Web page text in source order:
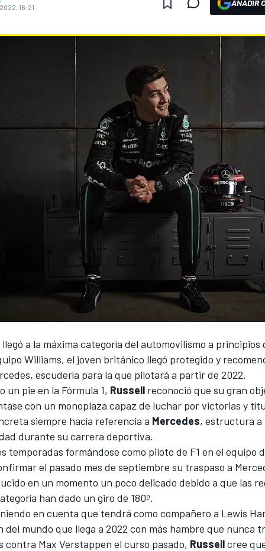
16:21 AÑADIR
llegó a la máxima categoría del automovilismo a principios
Williams, el joven británico llegó protegido y
, escudería para la que pilotará a partir de 2022.
un pie en la Fórmula 1, Russell reconoció que su gran
con un monoplaza capaz de luchar por victorias y
siempre hacía referencia a Mercedes, estructura a
durante su carrera deportiva.
temporadas formándose como piloto de F1 en el equipo
el pasado mes de septiembre su traspaso a
en un momento un poco delicado debido a que las
han dado un giro de 180º.
en cuenta que tendrá como compañero a Lewis
del mundo que llega a 2022 con más hambre que nunca
contra Max Verstappen el curso pasado, Russellcree